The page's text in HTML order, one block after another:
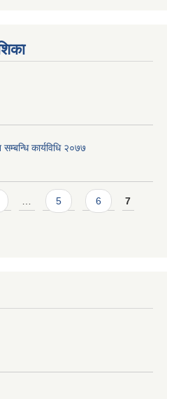
कार्यविधि २०७७
… 5 6 7